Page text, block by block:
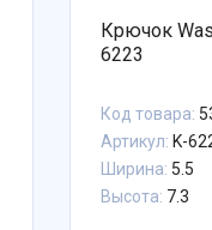
Крючок
6223
Код товара:
Артикул: K-
Ширина: 5.5
Высота: 7.3